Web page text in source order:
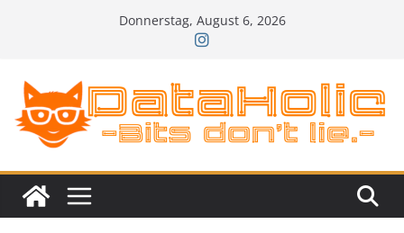
Donnerstag, August 6, 2026